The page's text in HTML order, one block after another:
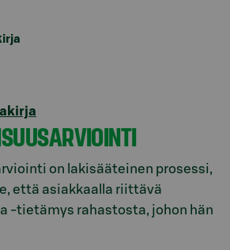
on lakisääteinen prosessi,
että asiakkaalla riittävä
-tietämys rahastosta, johon hän